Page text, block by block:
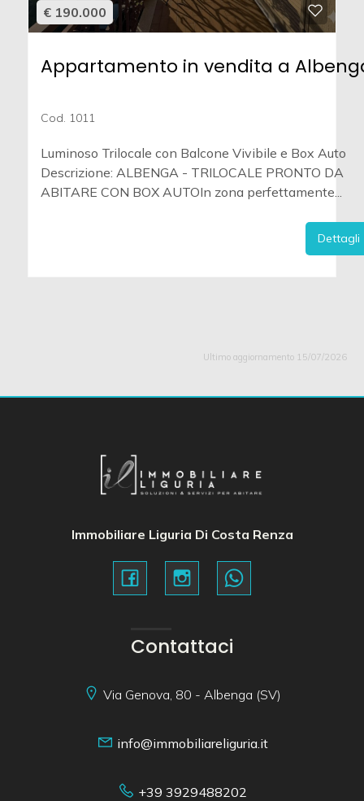
€ 190.000
Appartamento in vendita a
Cod. 1011
Luminoso Trilocale con Balcone Vivibile e Box Auto
Descrizione: ALBENGA - TRILOCALE PRONTO DA
ABITARE CON BOX AUTOIn zona perfettamente...
Dettagli
Ultimo aggiornamento 15/07/2026
Immobiliare Liguria Di Costa Renza
Contattaci
Via Genova, 80 - Albenga (SV)
info@immobiliareliguria.it
+39 3929488202